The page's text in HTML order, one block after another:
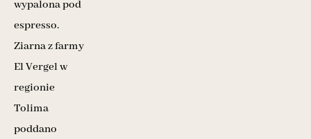
wypalona pod
espresso.
Ziarna z farmy
El Vergel w
regionie
Tolima
poddano